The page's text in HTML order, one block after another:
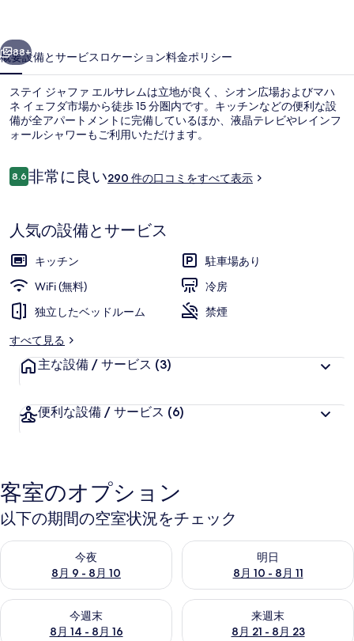
エ
ル
サ
レ
の
真
ギ
ャ
ラ
ー
次へ
88+
概要設備とサービス ロケーション料金ポリシー
ステイ ジャファ エルサレムは立地が良く、シオン広場およびマハ
ネ イェフダ市場から徒歩 15 分圏内です。キッチンなどの便利な設
備が全アパートメントに完備しているほか、液晶テレビやレインフ
ォールシャワーもご利用いただけます。
口
コ
8.610段階中8.6
非常に良い290 件の口コミをすべて表示
人気の設備とサービス
キッチン
駐車場あり
WiFi (無料)
冷房
独立したベッドルーム
禁煙
すべて見る
主な設備 / サービス (3)
便利な設備 / サービス (6)
客室のオプション
以下の期間の空室状況をチェック
今夜
8月 9 - 8月 10
今夜 8月 9 - 8月 10 の空室状況をチェック
明日
8月 10 - 8月 11
明日 8月 10 - 8月 11 の空室状
今週末
8月 14 - 8月 16
今週末 8月 14 - 8月 16 の空室状況をチェック
来週末
8月 21 - 8月 23
来週末 8月 21 - 8月 23 の空室